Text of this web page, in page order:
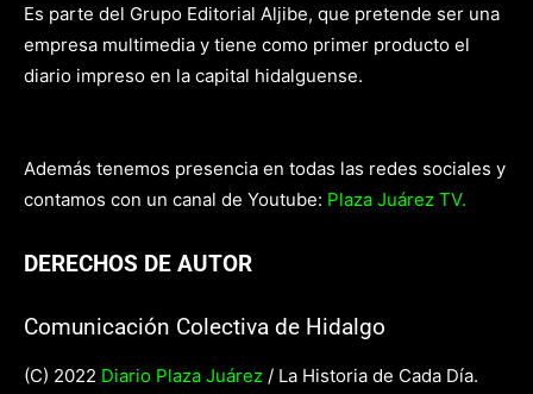
Es parte del Grupo Editorial Aljibe, que pretende ser una
empresa multimedia y tiene como primer producto el
diario impreso en la capital hidalguense.
Además tenemos presencia en todas las redes sociales y
contamos con un canal de Youtube: Plaza Juárez TV.
DERECHOS DE AUTOR
Comunicación Colectiva de Hidalgo
(C) 2022 Diario Plaza Juárez / La Historia de Cada Día.